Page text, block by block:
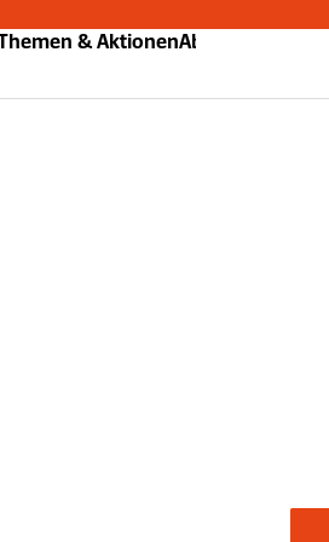
& AktionenAbo